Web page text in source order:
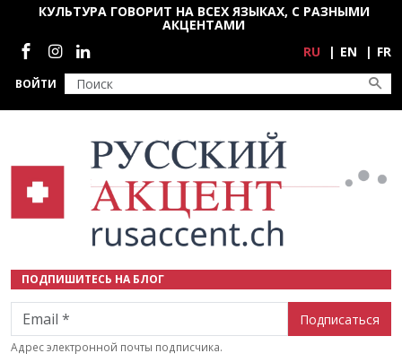
Перейти к основному содержанию
ВОЙТИ
КУЛЬТУРА ГОВОРИТ НА ВСЕХ ЯЗЫКАХ, С РАЗНЫМИ
АКЦЕНТАМИ
Социальные сети
RU EN FR
ПОДПИШИТЕСЬ НА БЛОГ
Email
Адрес электронной почты подписчика.